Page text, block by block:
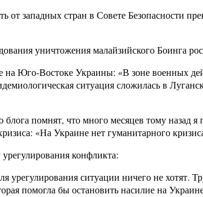
от западных стран в Совете Безопасности
уничтожения малайзийского Боинга
на Юго-Востоке Украины: «В зоне военных
ситуация сложилась в
помнят, что много месяцев тому назад
«На Украине нет гуманитарного
конфликта:
урегулирования ситуации ничего не хотят.
помогла бы остановить насилие на